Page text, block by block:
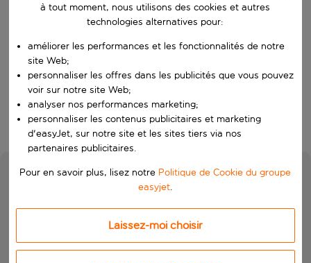
Choisissez vos dates
Rechercher
à tout moment, nous utilisons des cookies et autres
technologies alternatives pour:
améliorer les performances et les fonctionnalités de notre
site Web;
personnaliser les offres dans les publicités que vous pouvez
voir sur notre site Web;
analyser nos performances marketing;
personnaliser les contenus publicitaires et marketing
d'easyJet, sur notre site et les sites tiers via nos
partenaires publicitaires.
Pour en savoir plus, lisez notre Politique de Cookie du groupe
easyjet.
Laissez-moi choisir